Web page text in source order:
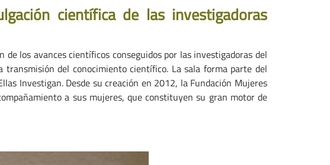
científica de las investigadoras
de los avances científicos conseguidos por las investigadoras del
del conocimiento científico. La sala forma parte del
Investigan. Desde su creación en 2012, la Fundación Mujeres
a sus mujeres, que constituyen su gran motor de